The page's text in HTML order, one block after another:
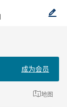
成为会员
地图